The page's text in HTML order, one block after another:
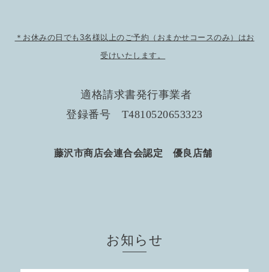
＊お休みの日でも3名様以上のご予約（おまかせコースのみ）はお
受けいたします。
適格請求書発行事業者
登録番号 T4810520653323
藤沢市商店会連合会認定 優良店舗
お知らせ